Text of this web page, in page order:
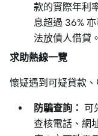
款的實際年利
息超過 36%
法放債人借貸。
求助熱線一覽
懷疑遇到可疑貸款
防騙查詢： 可
查核電話、網